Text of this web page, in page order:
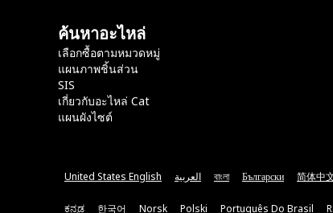
ค้นหาอะไหล่
เลือกซื้อตามหมวดหมู่
แผนภาพชิ้นส่วน
SIS
เกี่ยวกับอะไหล่ Cat
แผนผังไซต์
United States English العربية বাংলা Български 简体中
ಕನ್ನಡ 한국어 Norsk Polski Português Do Brasil